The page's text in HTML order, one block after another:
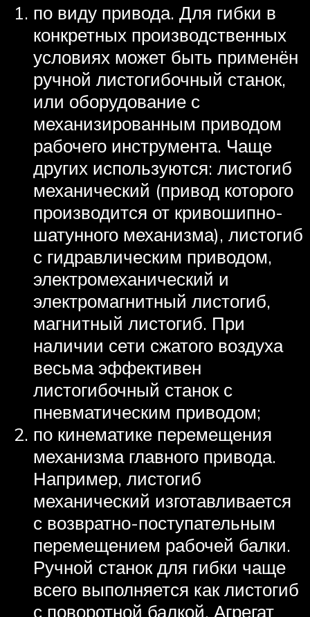
по виду привода. Для гибки в
конкретных производственных
условиях может быть применён
ручной листогибочный станок,
или оборудование с
механизированным приводом
рабочего инструмента. Чаще
других используются: листогиб
механический (привод которого
производится от кривошипно-
шатунного механизма), листогиб
с гидравлическим приводом,
электромеханический и
электромагнитный листогиб,
магнитный листогиб. При
наличии сети сжатого воздуха
весьма эффективен
листогибочный станок с
пневматическим приводом;
по кинематике перемещения
механизма главного привода.
Например, листогиб
механический изготавливается
с возвратно-поступательным
перемещением рабочей балки.
Ручной станок для гибки чаще
всего выполняется как листогиб
с поворотной балкой. Агрегат